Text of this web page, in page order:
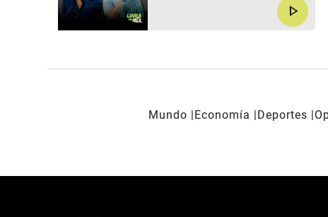
play_arrow
Mundo Economía Deportes